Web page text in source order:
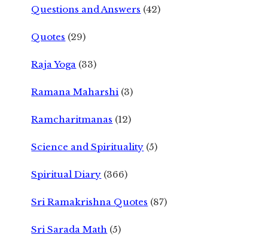
Questions and Answers (42)
Quotes (29)
Raja Yoga (33)
Ramana Maharshi (3)
Ramcharitmanas (12)
Science and Spirituality (5)
Spiritual Diary (366)
Sri Ramakrishna Quotes (87)
Sri Sarada Math (5)